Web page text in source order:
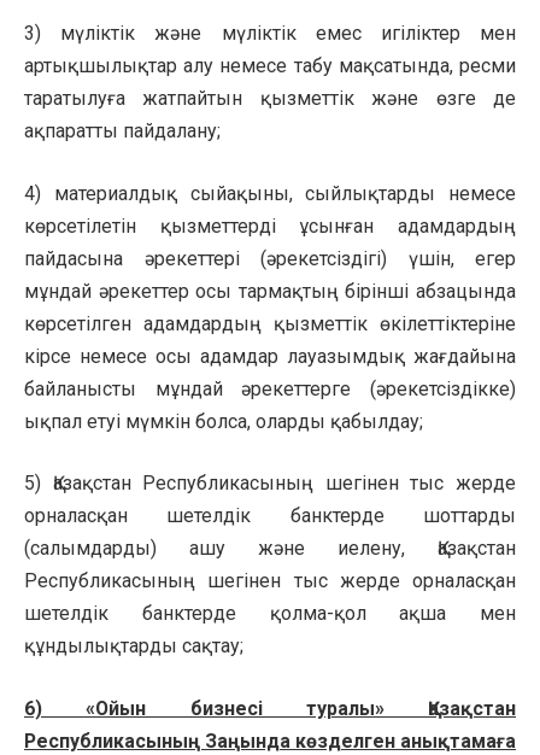
3) мүліктік және мүліктік емес игіліктер мен
артықшылықтар алу немесе табу мақсатында, ресми
таратылуға жатпайтын қызметтік және өзге де
ақпаратты пайдалану;
4) материалдық сыйақыны, сыйлықтарды немесе
көрсетілетін қызметтерді ұсынған адамдардың
пайдасына әрекеттері (әрекетсіздігі) үшін, егер
мұндай әрекеттер осы тармақтың бірінші абзацында
көрсетілген адамдардың қызметтік өкілеттіктеріне
кірсе немесе осы адамдар лауазымдық жағдайына
байланысты мұндай әрекеттерге (әрекетсіздікке)
ықпал етуі мүмкін болса, оларды қабылдау;
5) Қазақстан Республикасының шегінен тыс жерде
орналасқан шетелдік банктерде шоттарды
(салымдарды) ашу және иелену, Қазақстан
Республикасының шегінен тыс жерде орналасқан
шетелдік банктерде қолма-қол ақша мен
құндылықтарды сақтау;
6) «Ойын бизнесі туралы» Қазақстан
Республикасының Заңында көзделген анықтамаға